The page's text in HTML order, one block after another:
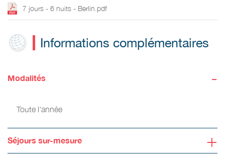
7 jours - 6 nuits - Berlin.pdf
Informations complémentaires
Modalités -
Toute l'année
Séjours sur-mesure +